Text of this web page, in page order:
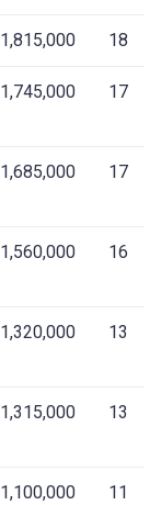
1,815,000 18
1,745,000 17
1,685,000 17
1,560,000 16
1,320,000 13
1,315,000 13
1,100,000 11